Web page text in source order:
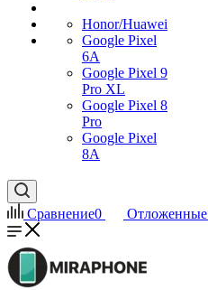
Honor/Huawei
Google Pixel
6A
Google Pixel 9
Pro XL
Google Pixel 8
Pro
Google Pixel
8A
Сравнение0 Отложенные